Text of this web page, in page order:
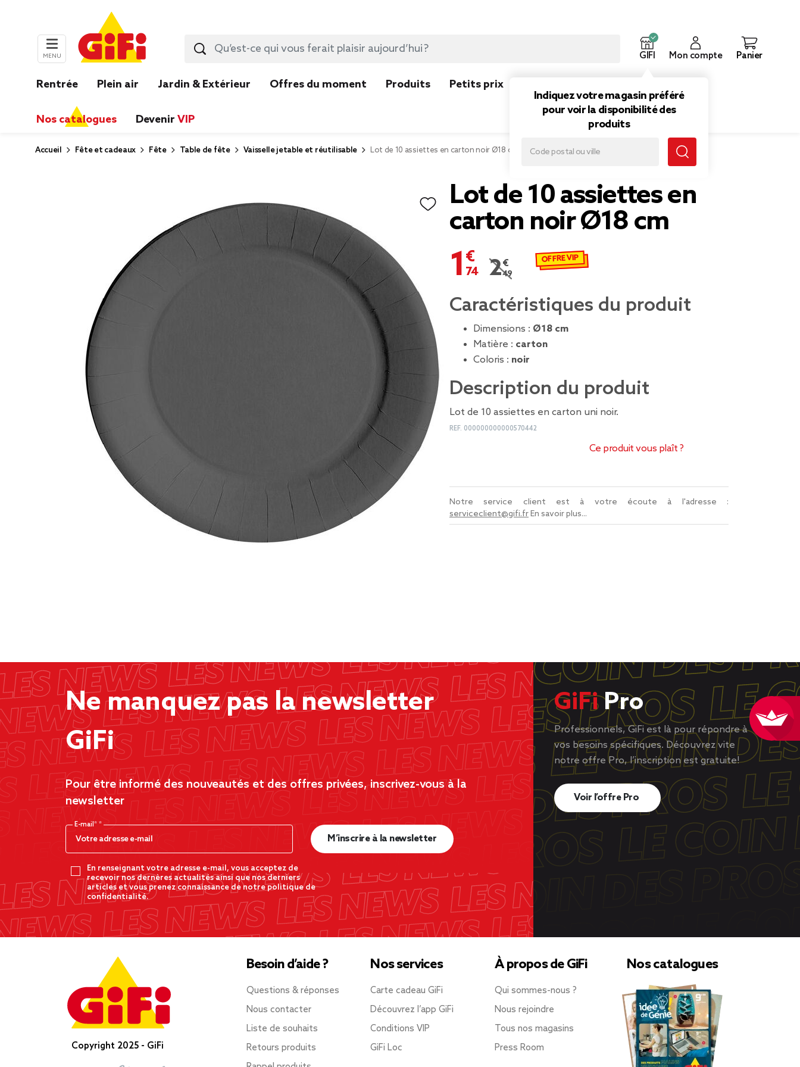
MENU GIFI
Indiquez votre magasin préféré
pour voir la disponibilité des
produits
Mon compte Panier
Rentrée Plein air Jardin & Extérieur Offres du moment Produits Petits prix
Nos catalogues Devenir VIP
Accueil Fête et cadeaux Fête Table de fête Vaisselle jetable et réutilisable Lot de 10 assiettes en carton noir Ø18 cm
Lot de 10 assiettes en
carton noir Ø18 cm
1,74 €
Prix remisé de 2,49 € à 1,74 €
2,49 €
OFFRE VIP
Caractéristiques du produit
Dimensions : Ø18 cm
Matière : carton
Coloris : noir
Description du produit
Lot de 10 assiettes en carton uni noir.
REF. 000000000000570442
Ce produit vous plaît ?
Notre service client est à votre écoute à l'adresse :
serviceclient@gifi.frEn savoir plus...
Ne manquez pas la newsletter
GiFi
Pour être informé des nouveautés et des offres privées, inscrivez-vous à la
newsletter
E-mail*
En renseignant votre adresse e-mail, vous acceptez de
recevoir nos dernères actualités ainsi que nos derniers
articles et vous prenez connaissance de notre politique de
confidentialité.
M’inscrire à la newsletter
GiFiPro
Professionnels, GiFi est là pour répondre à
vos besoins spécifiques. Découvrez vite
notre offre Pro, l’inscription est gratuite!
Voir l’offre Pro
Copyright 2025 - GiFi
Besoin d’aide ?
Questions & réponses
Nous contacter
Liste de souhaits
Retours produits
Nos services
Carte cadeau GiFi
Découvrez l’app GiFi
Conditions VIP
GiFi Loc
À propos de GiFi
Qui sommes-nous ?
Nous rejoindre
Tous nos magasins
Press Room
Nos catalogues